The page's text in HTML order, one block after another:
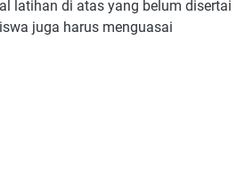
latihan di atas yang belum disertai
juga harus menguasai